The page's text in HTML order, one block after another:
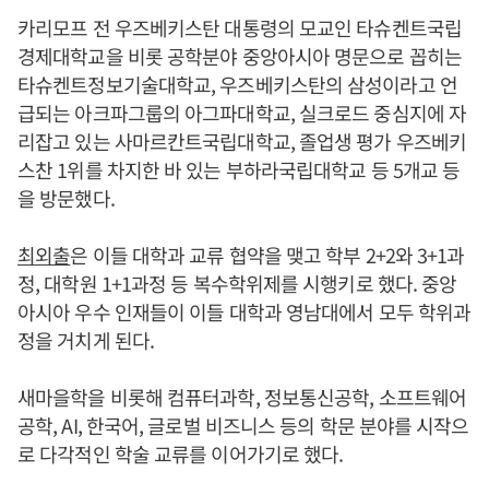
카리모프 전 우즈베키스탄 대통령의 모교인 타슈켄트국립
경제대학교을 비롯 공학분야 중앙아시아 명문으로 꼽히는
타슈켄트정보기술대학교, 우즈베키스탄의 삼성이라고 언
급되는 아크파그룹의 아그파대학교, 실크로드 중심지에 자
리잡고 있는 사마르칸트국립대학교, 졸업생 평가 우즈베키
스찬 1위를 차지한 바 있는 부하라국립대학교 등 5개교 등
을 방문했다.
최외출은 이들 대학과 교류 협약을 맺고 학부 2+2와 3+1과
정, 대학원 1+1과정 등 복수학위제를 시행키로 했다. 중앙
아시아 우수 인재들이 이들 대학과 영남대에서 모두 학위과
정을 거치게 된다.
새마을학을 비롯해 컴퓨터과학, 정보통신공학, 소프트웨어
공학, AI, 한국어, 글로벌 비즈니스 등의 학문 분야를 시작으
로 다각적인 학술 교류를 이어가기로 했다.